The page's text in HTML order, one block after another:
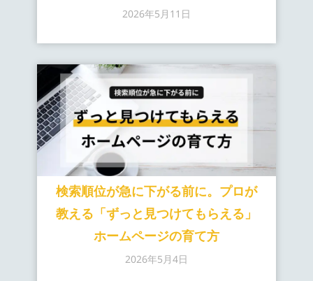
2026年5月11日
検索順位が急に下がる前に。プロが
教える「ずっと見つけてもらえる」
ホームページの育て方
2026年5月4日